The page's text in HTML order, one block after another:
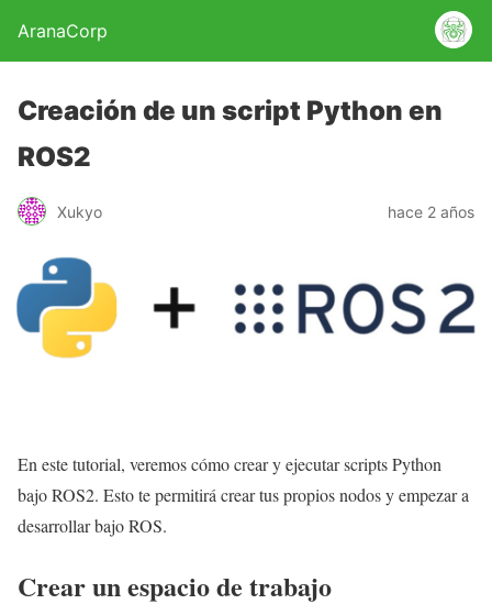
AranaCorp
Creación de un script Python en
ROS2
Xukyo hace 2 años
En este tutorial, veremos cómo crear y ejecutar scripts Python
bajo ROS2. Esto te permitirá crear tus propios nodos y empezar a
desarrollar bajo ROS.
Crear un espacio de trabajo